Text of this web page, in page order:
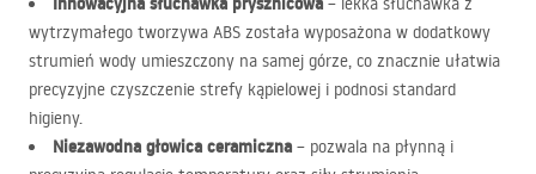
wytrzymałego tworzywa ABS została wyposażona w dodatkowy
strumień wody umieszczony na samej górze, co znacznie ułatwia
precyzyjne czyszczenie strefy kąpielowej i podnosi standard
higieny.
Niezawodna głowica ceramiczna – pozwala na płynną i